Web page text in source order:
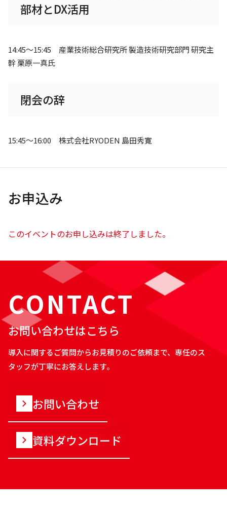
部材とDX活用
14:45～15:45 産業技術総合研究所 製造技術研究部門 研究主
幹 栗原一真氏
閉会の辞
15:45～16:00 株式会社RYODEN 島田秀寛
お申込み
このイベントのお申し込みは終了しました。
CONTACT
お問い合わせはこちら
導入に関するご質問からお見積りのご依頼まで、専任のス
タッフが丁寧にお答えします。
お問い合わせ
資料ダウンロード